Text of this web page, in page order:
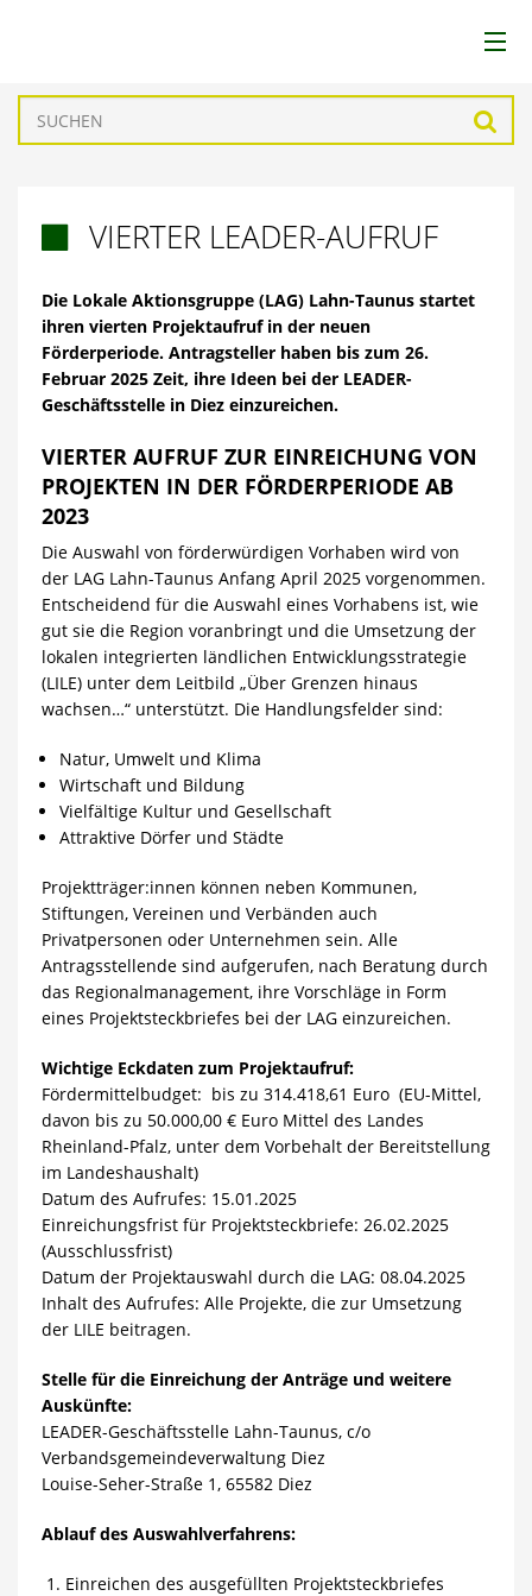
LEADER
REGION
FÖRDERUNGEN
PROJEKTE
AKTUELLES
DOWNLOADS
VIERTER LEADER-AUFRUF
Die Lokale Aktionsgruppe (LAG) Lahn-Taunus startet
ihren vierten Projektaufruf in der neuen
Förderperiode. Antragsteller haben bis zum 26.
Februar 2025 Zeit, ihre Ideen bei der LEADER-
Geschäftsstelle in Diez einzureichen.
VIERTER AUFRUF ZUR EINREICHUNG VON
PROJEKTEN IN DER FÖRDERPERIODE AB
2023
Die Auswahl von förderwürdigen Vorhaben wird von
der LAG Lahn-Taunus Anfang April 2025 vorgenommen.
Entscheidend für die Auswahl eines Vorhabens ist, wie
gut sie die Region voranbringt und die Umsetzung der
lokalen integrierten ländlichen Entwicklungsstrategie
(LILE) unter dem Leitbild „Über Grenzen hinaus
wachsen…“ unterstützt. Die Handlungsfelder sind:
Natur, Umwelt und Klima
Wirtschaft und Bildung
Vielfältige Kultur und Gesellschaft
Attraktive Dörfer und Städte
Projektträger:innen können neben Kommunen,
Stiftungen, Vereinen und Verbänden auch
Privatpersonen oder Unternehmen sein. Alle
Antragsstellende sind aufgerufen, nach Beratung durch
das Regionalmanagement, ihre Vorschläge in Form
eines Projektsteckbriefes bei der LAG einzureichen.
Wichtige Eckdaten zum Projektaufruf:
Fördermittelbudget: bis zu 314.418,61 Euro (EU-Mittel,
davon bis zu 50.000,00€ Euro Mittel des Landes
Rheinland-Pfalz, unter dem Vorbehalt der Bereitstellung
im Landeshaushalt)
Datum des Aufrufes: 15.01.2025
Einreichungsfrist für Projektsteckbriefe: 26.02.2025
(Ausschlussfrist)
Datum der Projektauswahl durch die LAG: 08.04.2025
Inhalt des Aufrufes: Alle Projekte, die zur Umsetzung
der LILE beitragen.
Stelle für die Einreichung der Anträge und weitere
Auskünfte:
LEADER-Geschäftsstelle Lahn-Taunus, c/o
Verbandsgemeindeverwaltung Diez
Louise-Seher-Straße 1, 65582 Diez
Ablauf des Auswahlverfahrens:
Einreichen des ausgefüllten Projektsteckbriefes